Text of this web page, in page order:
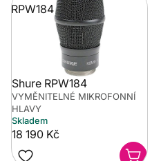
RPW184
Shure RPW184
VYMĚNITELNÉ MIKROFONNÍ
HLAVY
Skladem
18 190 Kč